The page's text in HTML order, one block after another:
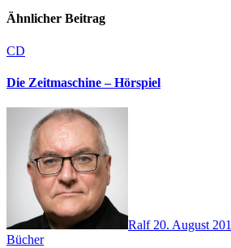
Ähnlicher Beitrag
CD
Die Zeitmaschine – Hörspiel
Ralf 20. August
Bücher